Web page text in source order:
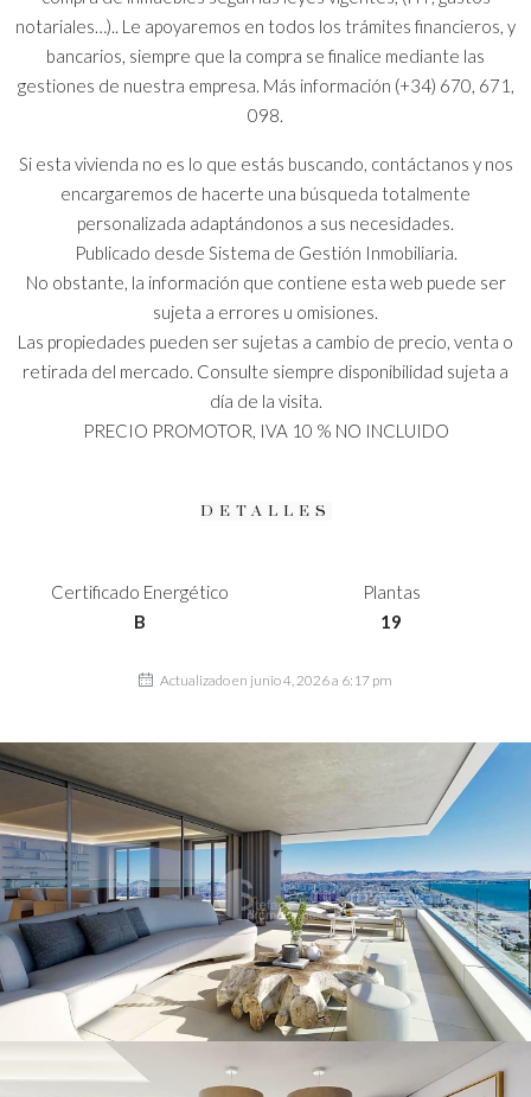
notariales…).. Le apoyaremos en todos los trámites financieros, y
bancarios, siempre que la compra se finalice mediante las
gestiones de nuestra empresa. Más información (+34) 670, 671,
098.
Si esta vivienda no es lo que estás buscando, contáctanos y nos
encargaremos de hacerte una búsqueda totalmente
personalizada adaptándonos a sus necesidades.
Publicado desde Sistema de Gestión Inmobiliaria.
No obstante, la información que contiene esta web puede ser
sujeta a errores u omisiones.
Las propiedades pueden ser sujetas a cambio de precio, venta o
retirada del mercado. Consulte siempre disponibilidad sujeta a
día de la visita.
PRECIO PROMOTOR, IVA 10 % NO INCLUIDO
DETALLES
Certificado Energético
B
Plantas
19
Actualizado en junio 4, 2026 a 6:17 pm